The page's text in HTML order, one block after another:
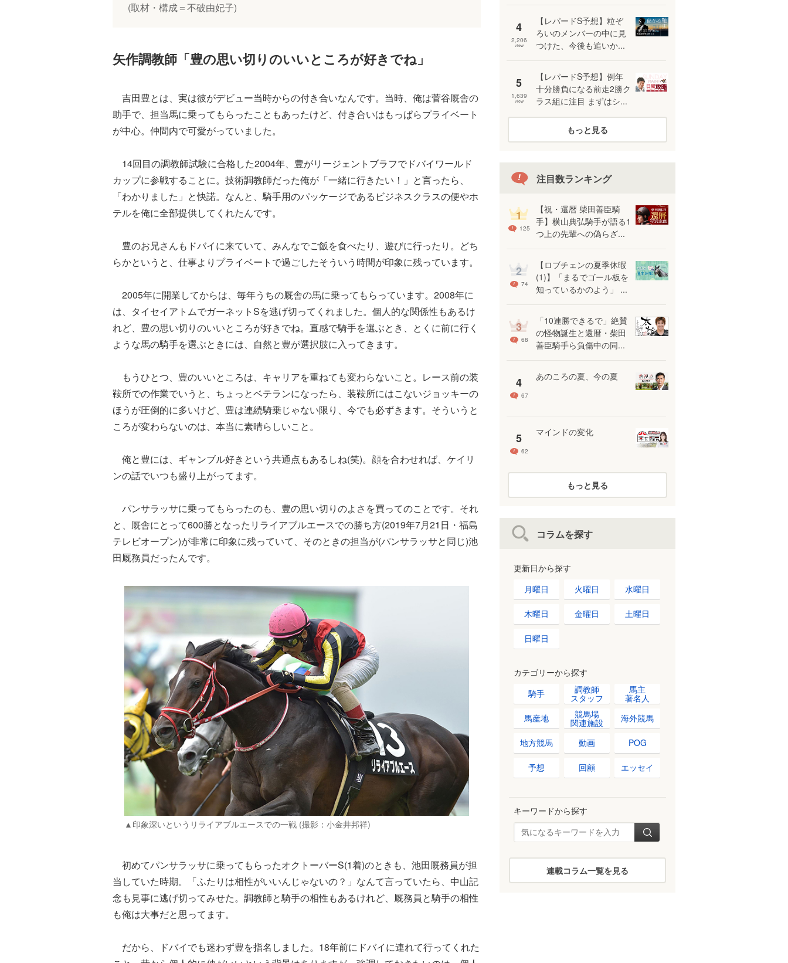
(取材・構成＝不破由妃子)
矢作調教師「豊の思い切りのいいところが好きでね」
吉田豊とは、実は彼がデビュー当時からの付き合いなんです。当時、俺は菅谷厩舎の
助手で、担当馬に乗ってもらったこともあったけど、付き合いはもっぱらプライベート
が中心。仲間内で可愛がっていました。
14回目の調教師試験に合格した2004年、豊がリージェントブラフでドバイワールド
カップに参戦することに。技術調教師だった俺が「一緒に行きたい！」と言ったら、
「わかりました」と快諾。なんと、騎手用のパッケージであるビジネスクラスの便やホ
テルを俺に全部提供してくれたんです。
豊のお兄さんもドバイに来ていて、みんなでご飯を食べたり、遊びに行ったり。どち
らかというと、仕事よりプライベートで過ごしたそういう時間が印象に残っています。
2005年に開業してからは、毎年うちの厩舎の馬に乗ってもらっています。2008年に
は、タイセイアトムでガーネットSを逃げ切ってくれました。個人的な関係性もあるけ
れど、豊の思い切りのいいところが好きでね。直感で騎手を選ぶとき、とくに前に行く
ような馬の騎手を選ぶときには、自然と豊が選択肢に入ってきます。
もうひとつ、豊のいいところは、キャリアを重ねても変わらないこと。レース前の装
鞍所での作業でいうと、ちょっとベテランになったら、装鞍所にはこないジョッキーの
ほうが圧倒的に多いけど、豊は連続騎乗じゃない限り、今でも必ずきます。そういうと
ころが変わらないのは、本当に素晴らしいこと。
俺と豊には、ギャンブル好きという共通点もあるしね(笑)。顔を合わせれば、ケイリ
ンの話でいつも盛り上がってます。
パンサラッサに乗ってもらったのも、豊の思い切りのよさを買ってのことです。それ
と、厩舎にとって600勝となったリライアブルエースでの勝ち方(2019年7月21日・福島
テレビオープン)が非常に印象に残っていて、そのときの担当が(パンサラッサと同じ)池
田厩務員だったんです。
▲印象深いというリライアブルエースでの一戦 (撮影：小金井邦祥)
初めてパンサラッサに乗ってもらったオクトーバーS(1着)のときも、池田厩務員が担
当していた時期。「ふたりは相性がいいんじゃないの？」なんて言っていたら、中山記
念も見事に逃げ切ってみせた。調教師と騎手の相性もあるけれど、厩務員と騎手の相性
も俺は大事だと思ってます。
だから、ドバイでも迷わず豊を指名しました。18年前にドバイに連れて行ってくれた
4
2,206
view
【レパードS予想】粒ぞ
ろいのメンバーの中に見
つけた、今後も追いか...
5
1,639
view
【レパードS予想】例年
十分勝負になる前走2勝ク
ラス組に注目 まずはシ...
もっと見る
注目数ランキング
1
125
【祝・還暦 柴田善臣騎
手】横山典弘騎手が語る1
つ上の先輩への偽らざ...
2
74
【ロブチェンの夏季休暇
(1)】「まるでゴール板を
知っているかのよう」 ...
3
68
「10連勝できるで」絶賛
の怪物誕生と還暦・柴田
善臣騎手ら負傷中の同...
4
67
あのころの夏、今の夏
5
62
マインドの変化
もっと見る
コラムを探す
更新日から探す
月曜日
火曜日 水曜日
木曜日 金曜日 土曜日
日曜日
カテゴリーから探す
騎手
調教師
スタッフ
馬主
著名人
馬産地
競馬場
関連施設 海外競馬
地方競馬 動画 POG
予想 回顧 エッセイ
キーワードから探す
連載コラム一覧を見る